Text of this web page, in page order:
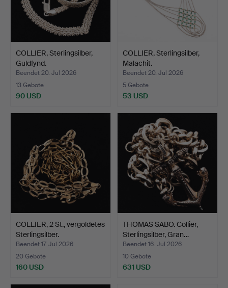
COLLIER, Sterlingsilber,
Guldfynd.
Beendet 20. Jul 2026
13 Gebote
90 USD
COLLIER, Sterlingsilber,
Malachit.
Beendet 20. Jul 2026
5 Gebote
53 USD
COLLIER, 2 St., vergoldetes
Sterlingsilber.
Beendet 17. Jul 2026
20 Gebote
160 USD
THOMAS SABO. Collier,
Sterlingsilber, Gran…
Beendet 16. Jul 2026
10 Gebote
631 USD